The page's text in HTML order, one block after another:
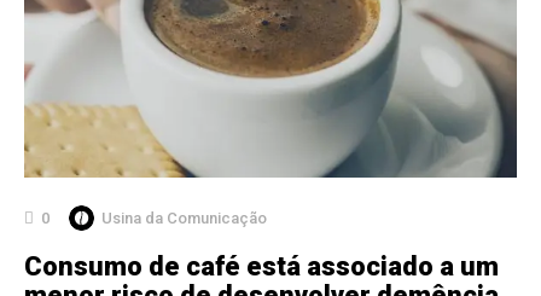
0 Usina da Comunicação
Consumo de café está associado a um